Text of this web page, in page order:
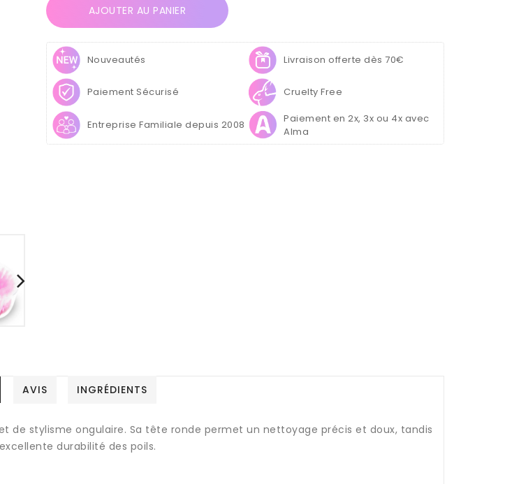
Brosse
Dépoussiérante
Ongles
Tête
Ronde
Antistatique
–
Rose
avec
de
Brosse
Dépoussiérante
Ongles
Ronde
avec
AJOUTER AU PANIER
Nouveautés Livraison offerte dès 70€
Paiement Sécurisé Cruelty Free
Entreprise Familiale depuis 2008
Paiement en 2x, 3x ou 4x avec
Alma
AVIS INGRÉDIENTS
de stylisme ongulaire. Sa tête ronde permet un nettoyage précis et doux, tandis
durabilité des poils.